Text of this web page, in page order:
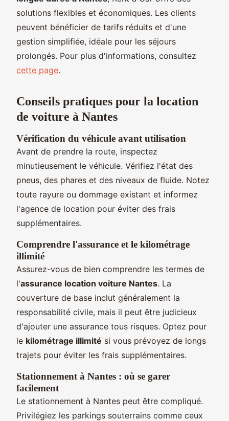
solutions flexibles et économiques. Les clients
peuvent bénéficier de tarifs réduits et d'une
gestion simplifiée, idéale pour les séjours
prolongés. Pour plus d'informations, consultez
cette page.
Conseils pratiques pour la location
de voiture à Nantes
Vérification du véhicule avant utilisation
Avant de prendre la route, inspectez
minutieusement le véhicule. Vérifiez l'état des
pneus, des phares et des niveaux de fluide. Notez
toute rayure ou dommage existant et informez
l'agence de location pour éviter des frais
supplémentaires.
Comprendre l'assurance et le kilométrage
illimité
Assurez-vous de bien comprendre les termes de
l'assurance location voiture Nantes. La
couverture de base inclut généralement la
responsabilité civile, mais il peut être judicieux
d'ajouter une assurance tous risques. Optez pour
le kilométrage illimité si vous prévoyez de longs
trajets pour éviter les frais supplémentaires.
Stationnement à Nantes : où se garer
facilement
Le stationnement à Nantes peut être compliqué.
Privilégiez les parkings souterrains comme ceux